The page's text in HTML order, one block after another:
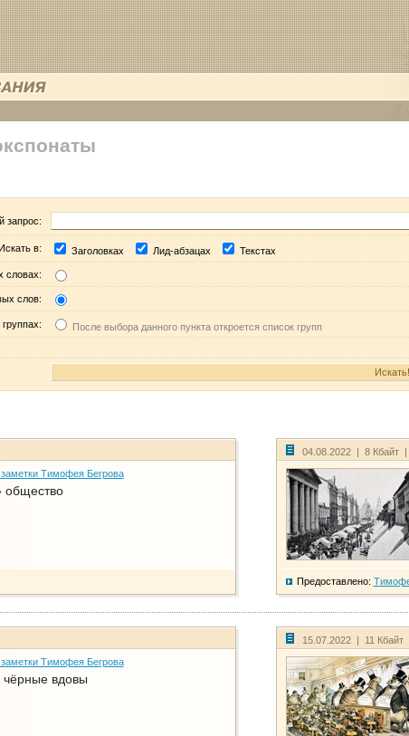
запрос:
Искать в: Заголовках Лид-абзацах Текстах
словах:
слов:
После выбора данного пункта откроется список групп
заметки Тимофея Бегрова
общество
04.08.2022 | 8 Кбайт |
Предоставлено:
заметки Тимофея Бегрова
чёрные вдовы
15.07.2022 | 11 Кбайт